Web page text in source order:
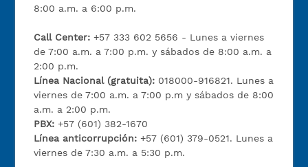
8:00 a.m. a 6:00 p.m.
Call Center:+57 333 602 5656 - Lunes a viernes
de 7:00 a.m. a 7:00 p.m. y sábados de 8:00 a.m. a
2:00 p.m.
Línea Nacional (gratuita): 018000-916821. Lunes a
viernes de 7:00 a.m. a 7:00 p.m y sábados de 8:00
a.m. a 2:00 p.m.
PBX:+57 (601) 382-1670
Línea anticorrupción:+57 (601) 379-0521. Lunes a
viernes de 7:30 a.m. a 5:30 p.m.